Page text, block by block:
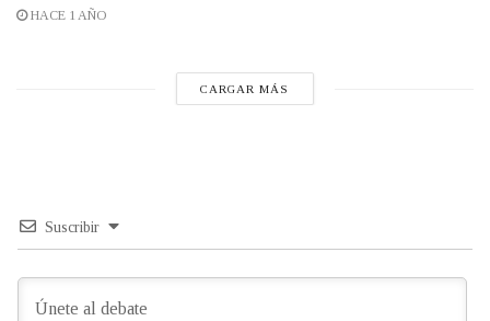
HACE 1 AÑO
CARGAR MÁS
Suscribir